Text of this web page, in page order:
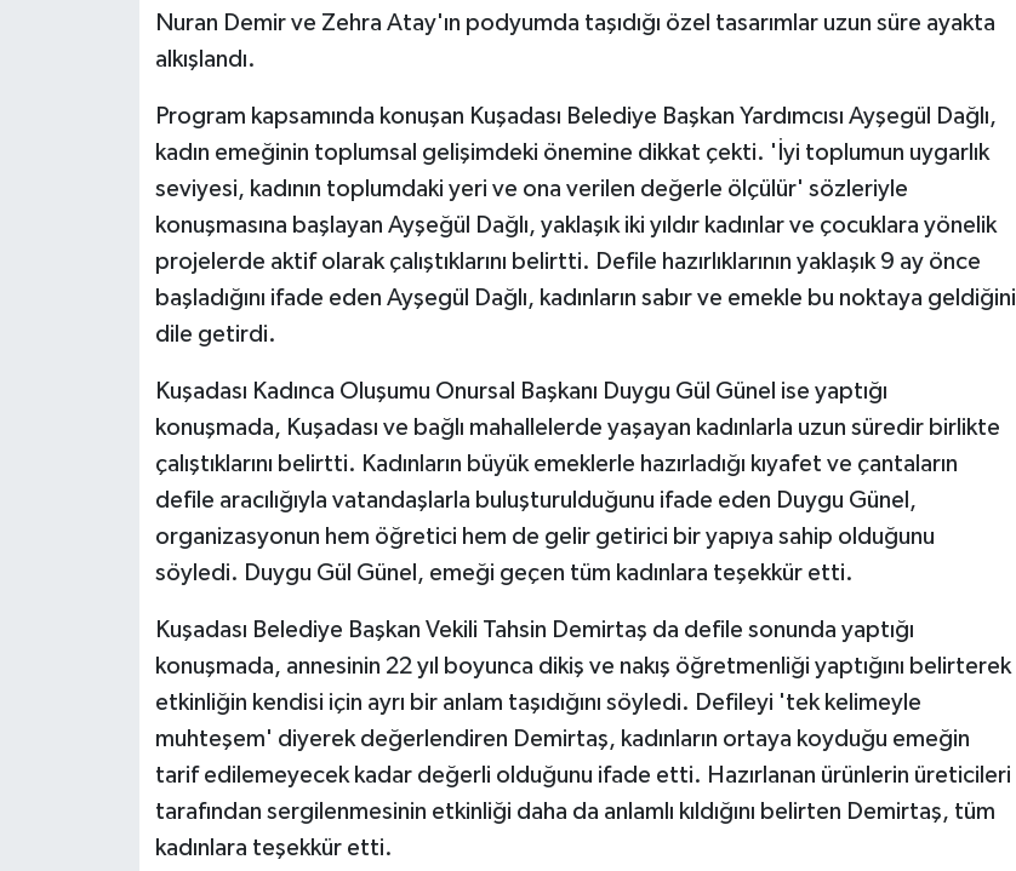
Nuran Demir ve Zehra Atay'ın podyumda taşıdığı özel tasarımlar uzun süre ayakta
alkışlandı.
Program kapsamında konuşan Kuşadası Belediye Başkan Yardımcısı Ayşegül Dağlı,
kadın emeğinin toplumsal gelişimdeki önemine dikkat çekti. 'İyi toplumun uygarlık
seviyesi, kadının toplumdaki yeri ve ona verilen değerle ölçülür' sözleriyle
konuşmasına başlayan Ayşeğül Dağlı, yaklaşık iki yıldır kadınlar ve çocuklara yönelik
projelerde aktif olarak çalıştıklarını belirtti. Defile hazırlıklarının yaklaşık 9 ay önce
başladığını ifade eden Ayşegül Dağlı, kadınların sabır ve emekle bu noktaya geldiğini
dile getirdi.
Kuşadası Kadınca Oluşumu Onursal Başkanı Duygu Gül Günel ise yaptığı
konuşmada, Kuşadası ve bağlı mahallelerde yaşayan kadınlarla uzun süredir birlikte
çalıştıklarını belirtti. Kadınların büyük emeklerle hazırladığı kıyafet ve çantaların
defile aracılığıyla vatandaşlarla buluşturulduğunu ifade eden Duygu Günel,
organizasyonun hem öğretici hem de gelir getirici bir yapıya sahip olduğunu
söyledi. Duygu Gül Günel, emeği geçen tüm kadınlara teşekkür etti.
Kuşadası Belediye Başkan Vekili Tahsin Demirtaş da defile sonunda yaptığı
konuşmada, annesinin 22 yıl boyunca dikiş ve nakış öğretmenliği yaptığını belirterek
etkinliğin kendisi için ayrı bir anlam taşıdığını söyledi. Defileyi 'tek kelimeyle
muhteşem' diyerek değerlendiren Demirtaş, kadınların ortaya koyduğu emeğin
tarif edilemeyecek kadar değerli olduğunu ifade etti. Hazırlanan ürünlerin üreticileri
tarafından sergilenmesinin etkinliği daha da anlamlı kıldığını belirten Demirtaş, tüm
kadınlara teşekkür etti.